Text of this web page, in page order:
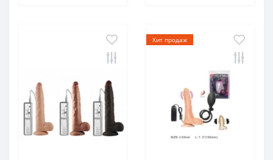
Хит продаж